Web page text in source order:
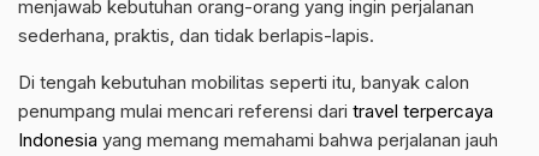
menjawab kebutuhan orang-orang yang ingin perjalanan
sederhana, praktis, dan tidak berlapis-lapis.
Di tengah kebutuhan mobilitas seperti itu, banyak calon
penumpang mulai mencari referensi dari travel terpercaya
Indonesia yang memang memahami bahwa perjalanan jauh